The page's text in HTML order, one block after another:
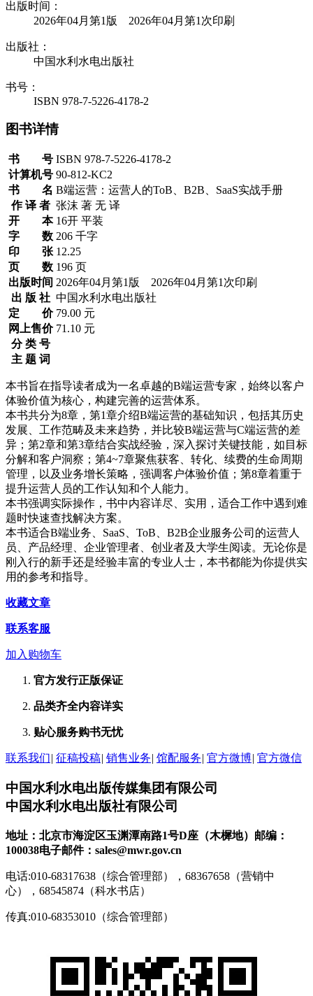
出版时间：
2026年04月第1版 2026年04月第1次印刷
出版社：
中国水利水电出版社
书号：
ISBN 978-7-5226-4178-2
图书详情
书 号 ISBN 978-7-5226-4178-2
计算机号 90-812-KC2
书 名 B端运营：运营人的ToB、B2B、SaaS实战手册
作 译 者 张沫 著 无 译
开 本 16开 平装
字 数 206 千字
印 张 12.25
页 数 196 页
出版时间 2026年04月第1版 2026年04月第1次印刷
出 版 社 中国水利水电出版社
定 价 79.00 元
网上售价 71.10 元
分 类 号
主 题 词
本书旨在指导读者成为一名卓越的B端运营专家，始终以客户
体验价值为核心，构建完善的运营体系。
本书共分为8章，第1章介绍B端运营的基础知识，包括其历史
发展、工作范畴及未来趋势，并比较B端运营与C端运营的差
异；第2章和第3章结合实战经验，深入探讨关键技能，如目标
分解和客户洞察；第4~7章聚焦获客、转化、续费的生命周期
管理，以及业务增长策略，强调客户体验价值；第8章着重于
提升运营人员的工作认知和个人能力。
本书强调实际操作，书中内容详尽、实用，适合工作中遇到难
题时快速查找解决方案。
本书适合B端业务、SaaS、ToB、B2B企业服务公司的运营人
员、产品经理、企业管理者、创业者及大学生阅读。无论你是
刚入行的新手还是经验丰富的专业人士，本书都能为你提供实
用的参考和指导。
收藏文章
联系客服
加入购物车
官方发行正版保证
品类齐全内容详实
贴心服务购书无忧
联系我们| 征稿投稿| 销售业务| 馆配服务| 官方微博| 官方微信
中国水利水电出版传媒集团有限公司
中国水利水电出版社有限公司
地址：北京市海淀区玉渊潭南路1号D座（木樨地） 邮编：
100038电子邮件：sales@mwr.gov.cn
电话:010-68317638（综合管理部），68367658（营销中
心），68545874（科水书店）
传真:010-68353010（综合管理部）